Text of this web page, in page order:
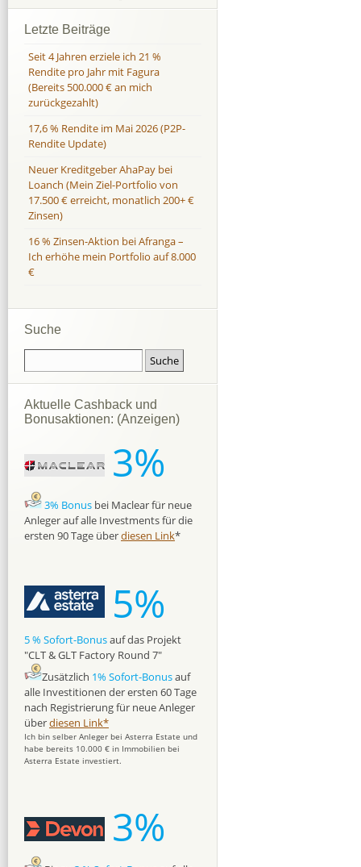
Letzte Beiträge
Seit 4 Jahren erziele ich 21 %
Rendite pro Jahr mit Fagura
(Bereits 500.000 € an mich
zurückgezahlt)
17,6 % Rendite im Mai 2026 (P2P-
Rendite Update)
Neuer Kreditgeber AhaPay bei
Loanch (Mein Ziel-Portfolio von
17.500 € erreicht, monatlich 200+ €
Zinsen)
16 % Zinsen-Aktion bei Afranga –
Ich erhöhe mein Portfolio auf 8.000
€
Suche
Aktuelle Cashback und
Bonusaktionen: (Anzeigen)
3%
3% Bonus bei Maclear für neue
Anleger auf alle Investments für die
ersten 90 Tage überdiesen Link*
5%
5 % Sofort-Bonusauf das Projekt
"CLT & GLT Factory Round 7"
Zusätzlich 1% Sofort-Bonusauf
alle Investitionen der ersten 60 Tage
nach Registrierung für neue Anleger
überdiesen Link*
Ich bin selber Anleger bei Asterra Estate und
habe bereits 10.000 € in Immobilien bei
Asterra Estate investiert.
3%